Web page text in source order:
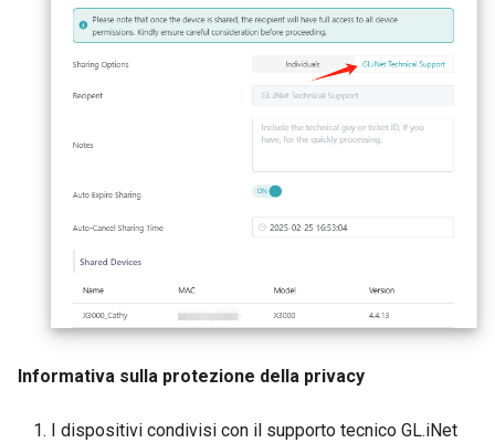
Informativa sulla protezione della privacy
I dispositivi condivisi con il supporto tecnico GL.iNet